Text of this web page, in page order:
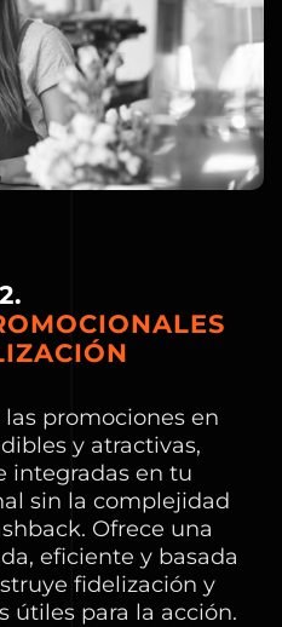
2.
promociones en
y atractivas,
integradas en tu
sin la complejidad
Ofrece una
eficiente y basada
fidelización y
útiles para la acción.